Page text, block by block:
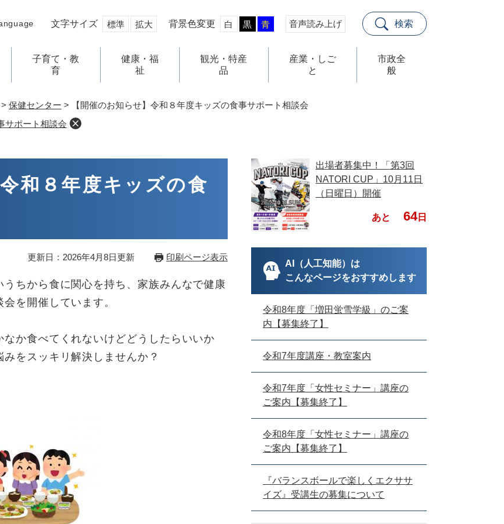
文字サイズ 標準 拡大 背景色変更 白 黒 青 音声読み上げ 検索
子育て・教
育
健康・福
祉
観光・特産
品
産業・しご
と
市政全
般
> 保健センター > 【開催のお知らせ】令和８年度キッズの食事サポート相談会
サポート相談会
和８年度キッズの食
更新日：2026年4月8日更新 印刷ページ表示
ちから食に関心を持ち、家族みんなで健康
を開催しています。
か食べてくれないけどどうしたらいいか
をスッキリ解決しませんか？
出場者募集中！「第3回
NATORI CUP」10月11日
（日曜日）開催
あと 64日
AI（人工知能）は
こんなページをおすすめします
令和8年度「増田蛍雪学級」のご案
内【募集終了】
令和7年度講座・教室案内
令和7年度「女性セミナー」講座の
ご案内【募集終了】
令和8年度「女性セミナー」講座の
ご案内【募集終了】
『バランスボールで楽しくエクササ
イズ』受講生の募集について